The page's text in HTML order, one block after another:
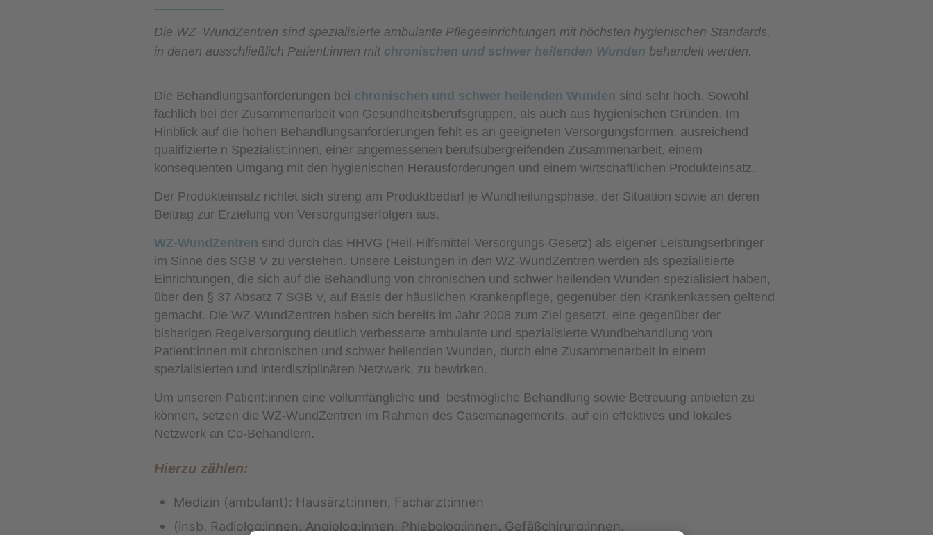
Die WZ–WundZentren sind spezialisierte ambulante Pflegeeinrichtungen mit höchsten hygienischen Standards,
in denen ausschließlich Patient:innen mit chronischen und schwer heilenden Wunden behandelt werden.
Die Behandlungsanforderungen bei chronischen und schwer heilenden Wunden sind sehr hoch. Sowohl
fachlich bei der Zusammenarbeit von Gesundheitsberufsgruppen, als auch aus hygienischen Gründen. Im
Hinblick auf die hohen Behandlungsanforderungen fehlt es an geeigneten Versorgungsformen, ausreichend
qualifizierte:n Spezialist:innen, einer angemessenen berufsübergreifenden Zusammenarbeit, einem
konsequenten Umgang mit den hygienischen Herausforderungen und einem wirtschaftlichen Produkteinsatz.
Der Produkteinsatz richtet sich streng am Produktbedarf je Wundheilungsphase, der Situation sowie an deren
Beitrag zur Erzielung von Versorgungserfolgen aus.
WZ-WundZentren sind durch das HHVG (Heil-Hilfsmittel-Versorgungs-Gesetz) als eigener Leistungserbringer
im Sinne des SGB V zu verstehen. Unsere Leistungen in den WZ-WundZentren werden als spezialisierte
Einrichtungen, die sich auf die Behandlung von chronischen und schwer heilenden Wunden spezialisiert haben,
über den § 37 Absatz 7 SGB V, auf Basis der häuslichen Krankenpflege, gegenüber den Krankenkassen geltend
gemacht. Die WZ-WundZentren haben sich bereits im Jahr 2008 zum Ziel gesetzt, eine gegenüber der
bisherigen Regelversorgung deutlich verbesserte ambulante und spezialisierte Wundbehandlung von
Patient:innen mit chronischen und schwer heilenden Wunden, durch eine Zusammenarbeit in einem
spezialisierten und interdisziplinären Netzwerk, zu bewirken.
Um unseren Patient:innen eine vollumfängliche und bestmögliche Behandlung sowie Betreuung anbieten zu
können, setzen die WZ-WundZentren im Rahmen des Casemanagements, auf ein effektives und lokales
Netzwerk an Co-Behandlern.
Hierzu zählen:
Medizin (ambulant): Hausärzt:innen, Fachärzt:innen
(insb. Radiolog:innen, Angiolog:innen, Phlebolog:innen, Gefäßchirurg:innen,